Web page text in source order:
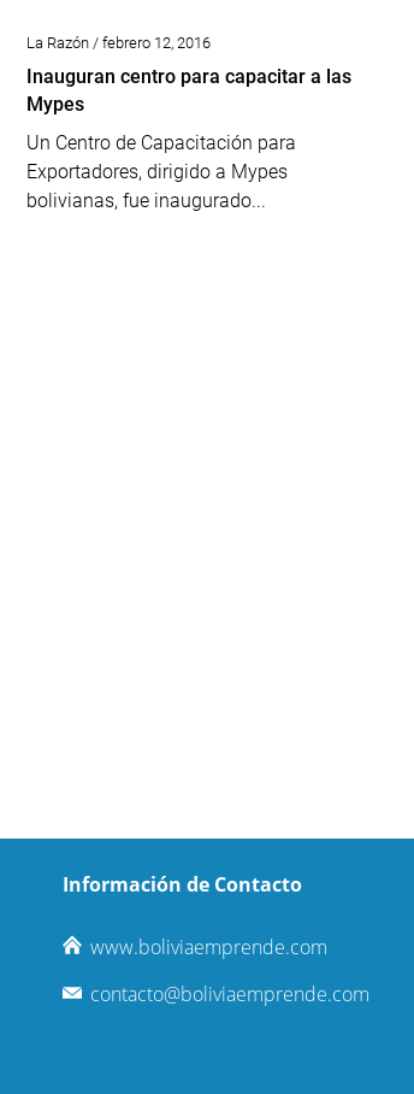
La Razón / febrero 12, 2016
Inauguran centro para capacitar a las
Mypes
Un Centro de Capacitación para
Exportadores, dirigido a Mypes
bolivianas, fue inaugurado...
Información de Contacto
www.boliviaemprende.com
contacto@boliviaemprende.com